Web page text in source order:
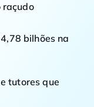
raçudo
bilhões na
tutores que